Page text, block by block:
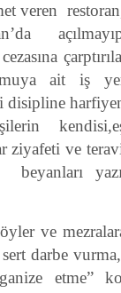
veren
ait iş
ve
beyanları
ve
darbe
etme”